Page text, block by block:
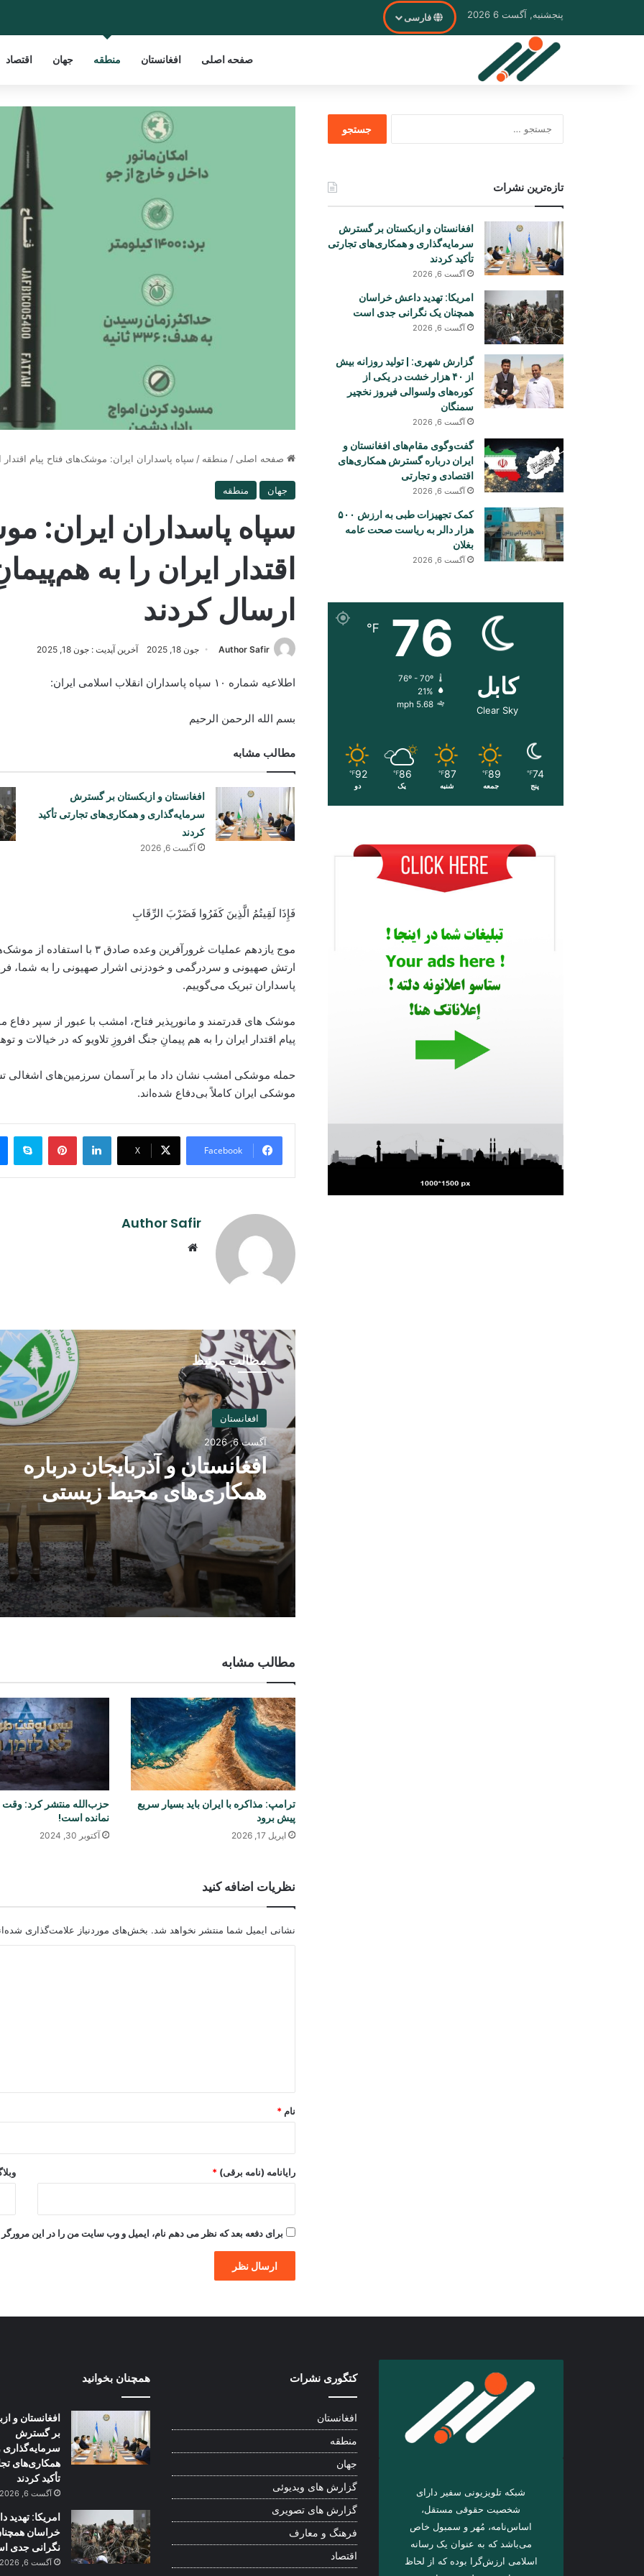
پنجشنبه, آگست 6 2026 فارسی
صفحه اصلی افغانستان منطقه جهان اقتصاد
صفحه اصلی / منطقه / سپاه پاسداران ایران: موشک‌های فتاح پیام
جهان منطقه
سپاه پاسداران ایران:
اقتدار ایران را به
ارسال کردند
Author Safir جون 18, 2025 آخرین آپدیت : جون 18, 2025
اطلاعیه شماره ۱۰ سپاه پاسداران انقلاب اسلامی ایران:
بسم الله الرحمن الرحیم
مطالب مشابه
افغانستان و ازبکستان بر گسترش
سرمایه‌گذاری و همکاری‌های تجارتی تأکید
کردند
آگست 6, 2026
فَإِذَا لَقِيتُمُ الَّذِينَ كَفَرُوا فَضَرْبَ الرِّقَابِ
موج یازدهم عملیات غرورآفرین
ارتش صهیونی و سردرگمی و خودزنی اشرار صهیونی را به شما،
پاسداران تبریک می‌گوییم.
موشک های قدرتمند و مانورپذیر فتاح، امشب با عبور از سپر دفاع
پیام اقتدار ایران را به هم پیمانِ جنگ افروزِ تلاویو که در خیالات
حمله موشکی امشب نشان داد ما بر آسمان سرزمین‌های اشغالی
موشکی ایران کاملاً بی‌دفاع شده‌اند.
Facebook
X
LinkedIn
Pinterest
Author Safir
مطالب مرتبط
افغانستان
آگست 6, 2026
افغانستان و آذربایجان درباره
همکاری‌های محیط زیستی
گفت‌وگو کردند
مطالب مشابه
ترامپ: مذاکره با ایران باید بسیار سریع
پیش برود
اپریل 17, 2026
حزب‌الله منتشر کرد: وقت
نمانده است!
آکتوبر 30, 2024
نظریات اضافه کنید
نشانی ایمیل شما منتشر نخواهد شد. بخش‌های موردنیاز علامت‌گذاری
نام *
رایانامه (نامه برقی) *
برای دفعه بعد که نظر می دهم نام، ایمیل و وب سایت من را در این مرورگر
تازه‌ترین نشرات
افغانستان و ازبکستان بر گسترش
سرمایه‌گذاری و همکاری‌های تجارتی
تأکید کردند
آگست 6, 2026
امریکا: تهدید داعش خراسان
همچنان یک نگرانی جدی است
آگست 6, 2026
گزارش شهری: | تولید روزانه بیش
از ۴۰ هزار خشت در یکی از
کوره‌های ولسوالی فیروز نخچیر
سمنگان
آگست 6, 2026
گفت‌وگوی مقام‌های افغانستان و
ایران درباره گسترش همکاری‌های
اقتصادی و تجارتی
آگست 6, 2026
کمک تجهیزات طبی به ارزش ۵۰۰
هزار دالر به ریاست صحت عامه
بغلان
آگست 6, 2026
کابل
Clear Sky
76
℉
76º - 70º
21%
5.68 mph
74
℉
پنج
89
℉
جمعه
87
℉
شنبه
86
℉
یک
92
℉
دو
شبکه تلویزیونی سفیر دارای
شخصیت حقوقی مستقل،
اساس‌نامه، مُهر و سمبول خاص
می‌باشد که به عنوان یک رسانه
اسلامی ارزش‌گرا بوده که از لحاظ
کتگوری نشرات
افغانستان
منطقه
جهان
گزارش های ویدیوئی
گزارش های تصویری
فرهنگ و معارف
اقتصاد
همچنان بخوانید
افغانستان و
بر گسترش
سرمایه‌گذاری
همکاری‌های
تأکید کردند
آگست 6, 2026
امریکا: تهدید
خراسان
نگرانی جدی
آگست 6, 2026